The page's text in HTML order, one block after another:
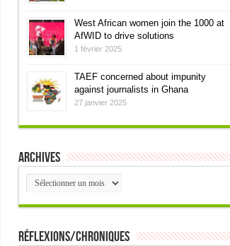
West African women join the 1000 at
AfWID to drive solutions
1 février 2025
TAEF concerned about impunity
against journalists in Ghana
27 janvier 2025
Archives
Archives
Réflexions/Chroniques